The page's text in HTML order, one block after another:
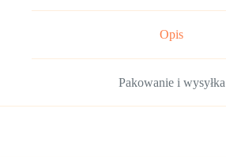
Opis
Pakowanie i wysyłka